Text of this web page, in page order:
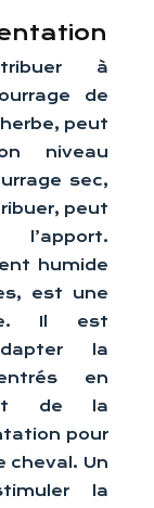
à
de
peut
niveau
sec,
peut
humide
est une
Il est
la
en
et de la
pour
cheval. Un
la